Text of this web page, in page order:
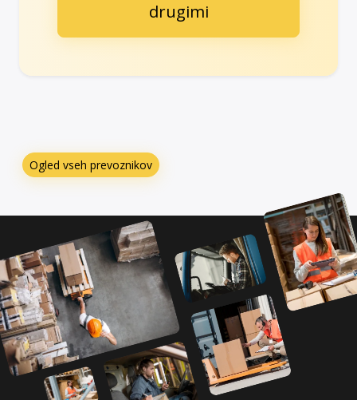
drugimi
Ogled vseh prevoznikov